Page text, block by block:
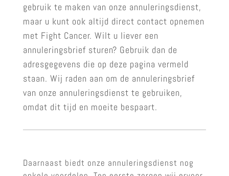
gebruik te maken van onze annuleringsdienst,
maar u kunt ook altijd direct contact opnemen
met Fight Cancer. Wilt u liever een
annuleringsbrief sturen? Gebruik dan de
adresgegevens die op deze pagina vermeld
staan. Wij raden aan om de annuleringsbrief
van onze annuleringsdienst te gebruiken,
omdat dit tijd en moeite bespaart.
Daarnaast biedt onze annuleringsdienst nog